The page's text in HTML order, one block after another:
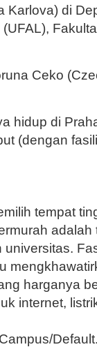
Karlova) di
Ceko
hidup di
(dengan
tempat
adalah
harganya
internet,